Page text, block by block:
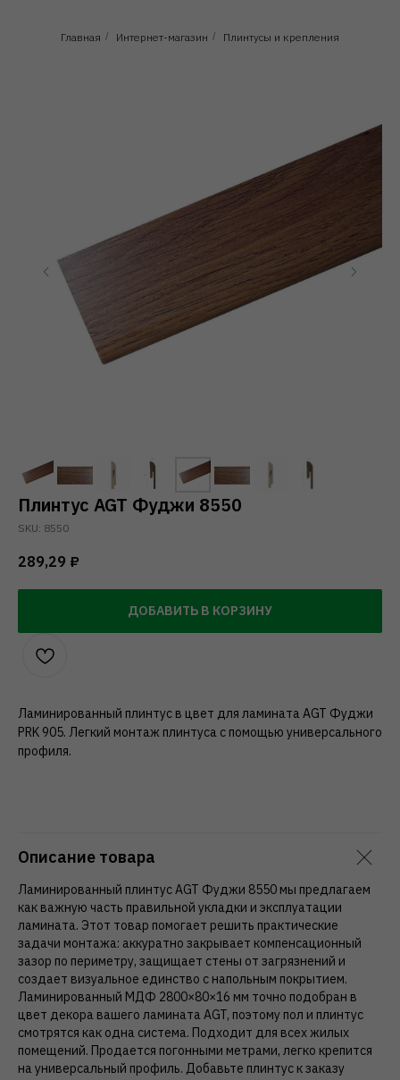
Главная / Интернет-магазин / Плинтусы и крепления
Плинтус AGT Фуджи 8550
SKU: 8550
289,29 ₽
ДОБАВИТЬ В КОРЗИНУ
Ламинированный плинтус в цвет для ламината AGT Фуджи
PRK 905. Легкий монтаж плинтуса с помощью универсального
профиля.
Описание товара
Ламинированный плинтус AGT Фуджи 8550 мы предлагаем
как важную часть правильной укладки и эксплуатации
ламината. Этот товар помогает решить практические
задачи монтажа: аккуратно закрывает компенсационный
зазор по периметру, защищает стены от загрязнений и
создает визуальное единство с напольным покрытием.
Ламинированный МДФ 2800×80×16 мм точно подобран в
цвет декора вашего ламината AGT, поэтому пол и плинтус
смотрятся как одна система. Подходит для всех жилых
помещений. Продается погонными метрами, легко крепится
на универсальный профиль. Добавьте плинтус к заказу